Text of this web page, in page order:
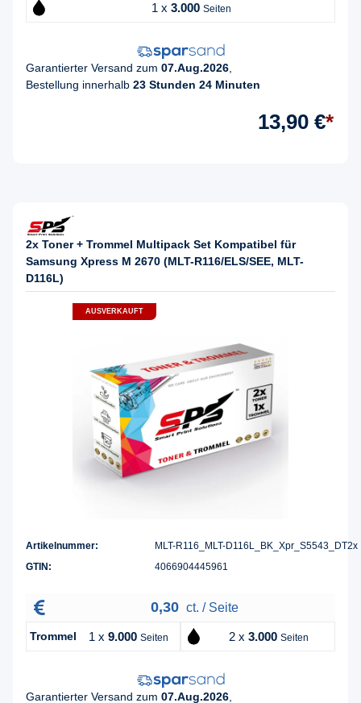
1 x 3.000 Seiten
Garantierter Versand zum 07.Aug.2026
Bestellung innerhalb 23 Stunden 24 Minuten
13,90 €*
2x Toner + Trommel Multipack Set Kompatibel für
Samsung Xpress M 2670 (MLT-R116/ELS/SEE, MLT-
D116L)
AUSVERKAUFT
Artikelnummer:
MLT-R116_MLT-D116L_BK_Xpr_S5543_DT2x
GTIN:
4066904445961
0,30 ct. / Seite
Trommel 1 x 9.000 Seiten 2 x 3.000 Seiten
Garantierter Versand zum 07.Aug.2026